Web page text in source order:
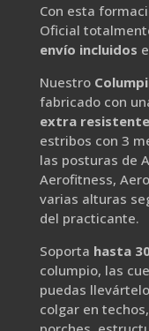
Con esta
Oficial
envío incluidos
Nuestro
fabricado con
extra resistente
estribos con 3
las posturas de
Aerofitness,
varias alturas
del practicante.
Soporta hasta
columpio, las
puedas
colgar en